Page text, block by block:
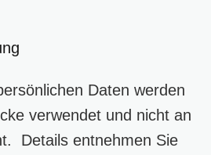
Daten werden
verwendet und nicht an
Details entnehmen Sie